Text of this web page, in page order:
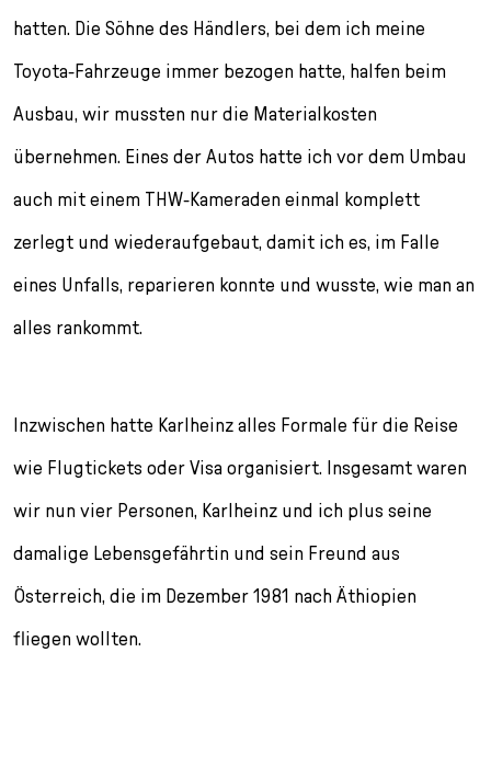
hatten. Die Söhne des Händlers, bei dem ich meine
Toyota-Fahrzeuge immer bezogen hatte, halfen beim
Ausbau, wir mussten nur die Materialkosten
übernehmen. Eines der Autos hatte ich vor dem Umbau
auch mit einem THW-Kameraden einmal komplett
zerlegt und wiederaufgebaut, damit ich es, im Falle
eines Unfalls, reparieren konnte und wusste, wie man an
alles rankommt.
Inzwischen hatte Karlheinz alles Formale für die Reise
wie Flugtickets oder Visa organisiert. Insgesamt waren
wir nun vier Personen, Karlheinz und ich plus seine
damalige Lebensgefährtin und sein Freund aus
Österreich, die im Dezember 1981 nach Äthiopien
fliegen wollten.